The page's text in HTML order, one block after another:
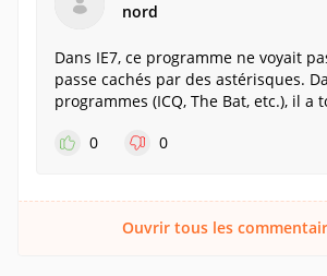
nord
Dans IE7, ce programme ne voyait
passe cachés par des astérisques.
programmes (ICQ, The Bat, etc.), il a
0
0
Ouvrir tous les